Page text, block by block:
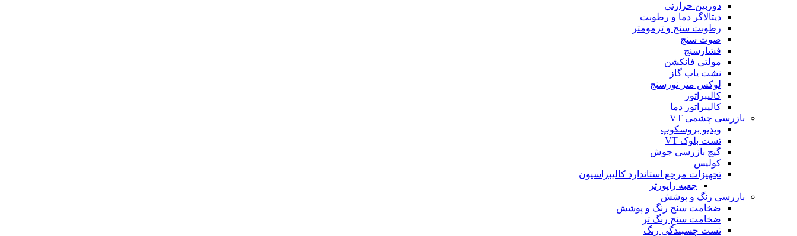
دوربین حرارتی
دیتالاگر دما و رطوبت
رطوبت سنج و ترمومتر
صوت سنج
فشارسنج
مولتی فانکشن
نشت یاب گاز
لوکس متر نورسنج
کالیبراتور
کالیبراتور دما
بازرسی چشمی VT
ویدیو بروسکوپ
تست بلوک VT
گیج بازرسی جوش
کولیس
تجهیزات مرجع استاندارد کالیبراسیون
جعبه راپورتر
بازرسی رنگ و پوشش
ضخامت سنج رنگ و پوشش
ضخامت سنج رنگ تر
تست چسبندگی رنگ